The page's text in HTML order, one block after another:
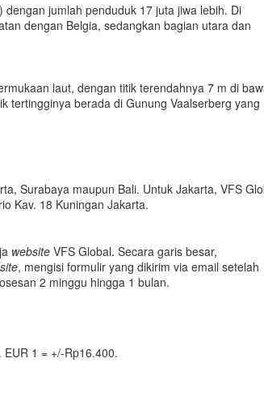
dengan jumlah penduduk 17 juta jiwa lebih. Di
dengan Belgia, sedangkan bagian utara dan
laut, dengan titik terendahnya 7 m di
tertingginya berada di Gunung Vaalserberg yang
Surabaya maupun Bali. Untuk Jakarta, VFS
Kav. 18 Kuningan Jakarta.
website VFS Global. Secara garis besar,
, mengisi formulir yang dikirim via email setelah
2 minggu hingga 1 bulan.
1 = +/-Rp16.400.